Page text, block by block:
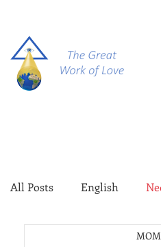
All Posts English